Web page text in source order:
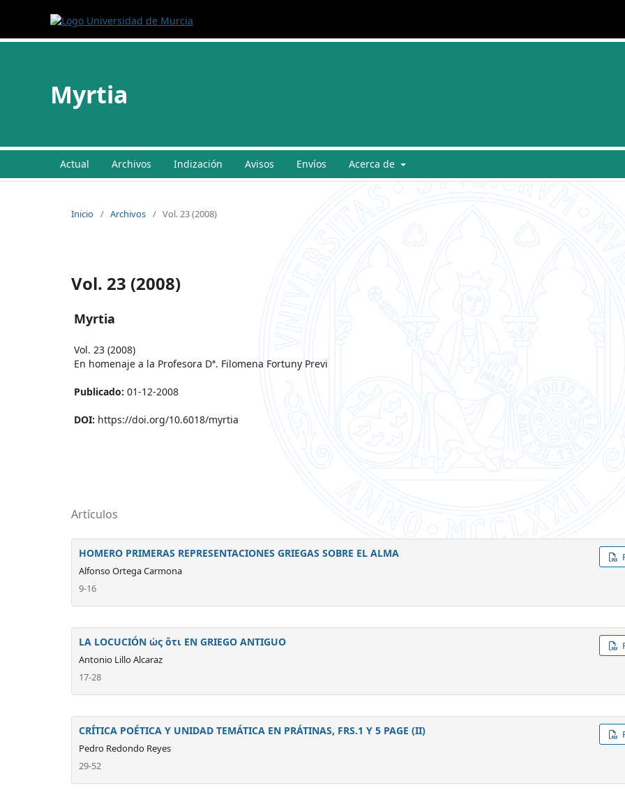
Myrtia
Actual Archivos Indización Avisos Envíos Acerca de
Inicio / Archivos / Vol. 23 (2008)
Vol. 23 (2008)
Myrtia
Vol. 23 (2008)
En homenaje a la Profesora Dª. Filomena Fortuny Previ
Publicado: 01-12-2008
DOI: https://doi.org/10.6018/myrtia
Artículos
HOMERO PRIMERAS REPRESENTACIONES GRIEGAS SOBRE EL ALMA
Alfonso Ortega Carmona
9-16
LA LOCUCIÓN ὡς ὅτι EN GRIEGO ANTIGUO
Antonio Lillo Alcaraz
17-28
CRÍTICA POÉTICA Y UNIDAD TEMÁTICA EN PRÁTINAS, FRS.1 Y 5 PAGE (II)
Pedro Redondo Reyes
29-52